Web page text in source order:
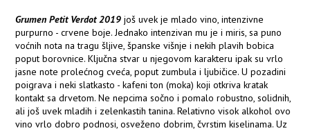
Grumen Petit Verdot 2019 još uvek je mlado vino, intenzivne
purpurno - crvene boje. Jednako intenzivan mu je i miris, sa puno
voćnih nota na tragu šljive, španske višnje i nekih plavih bobica
poput borovnice. Ključna stvar u njegovom karakteru ipak su vrlo
jasne note prolećnog cveća, poput zumbula i ljubičice. U pozadini
poigrava i neki slatkasto - kafeni ton (moka) koji otkriva kratak
kontakt sa drvetom. Ne nepcima sočno i pomalo robustno, solidnih,
ali još uvek mladih i zelenkastih tanina. Relativno visok alkohol ovo
vino vrlo dobro podnosi, osveženo dobrim, čvrstim kiselinama. Uz